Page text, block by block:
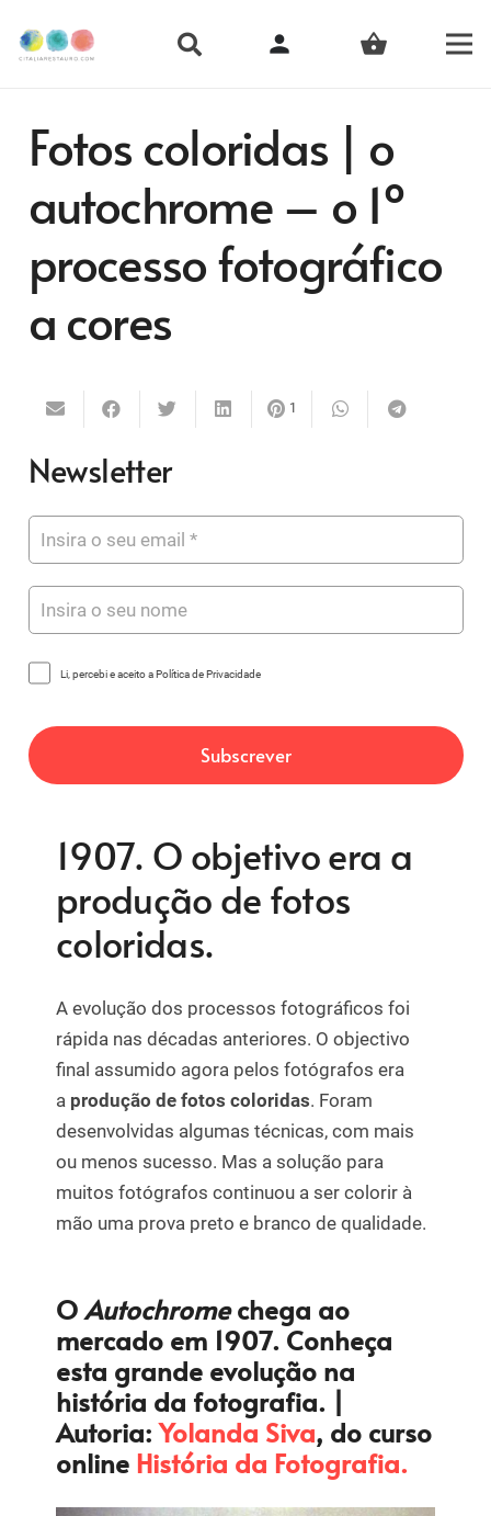
person shopping_basket
Fotos coloridas | o
autochrome – o 1º
processo fotográfico
a cores
1
Newsletter
Li, percebi e aceito a Política de Privacidade
1907. O objetivo era a
produção de fotos
coloridas.
A evolução dos processos fotográficos foi
rápida nas décadas anteriores. O objectivo
final assumido agora pelos fotógrafos era
a produção de fotos coloridas. Foram
desenvolvidas algumas técnicas, com mais
ou menos sucesso. Mas a solução para
muitos fotógrafos continuou a ser colorir à
mão uma prova preto e branco de qualidade.
OAutochromechega ao
mercado em 1907. Conheça
esta grande evolução na
história da fotografia. |
Autoria:Yolanda Siva, do curso
online História da Fotografia.